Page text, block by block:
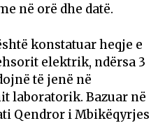
në orë dhe datë.
konstatuar heqje e
elektrik, ndërsa 3
të jenë në
laboratorik. Bazuar në
Qendror i Mbikëqyrjes